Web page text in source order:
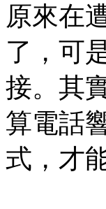
原來在
了，可
接。其
算電話
式，才